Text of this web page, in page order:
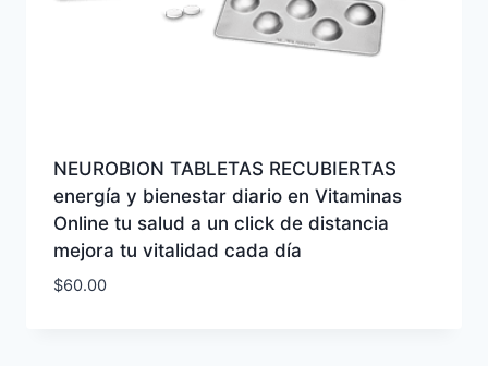
NEUROBION TABLETAS RECUBIERTAS
energía y bienestar diario en Vitaminas
Online tu salud a un click de distancia
mejora tu vitalidad cada día
$60.00